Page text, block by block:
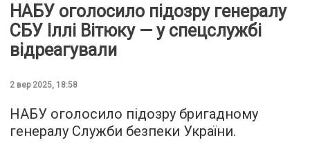
НАБУ оголосило підозру генералу
СБУ Іллі Вітюку — у спецслужбі
відреагували
2 вер 2025, 18:58
НАБУ оголосило підозру бригадному
генералу Служби безпеки України.